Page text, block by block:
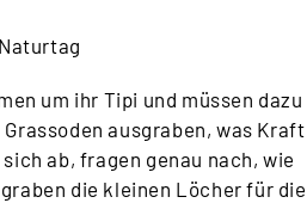
Naturtag
um ihr Tipi und müssen dazu
ausgraben, was Kraft
ab, fragen genau nach, wie
die kleinen Löcher für die